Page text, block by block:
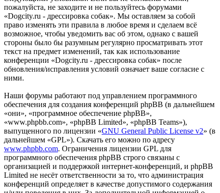
пожалуйста, не заходите и не пользуйтесь форумами
«Dogcity.ru - дрессировка собак». Мы оставляем за собой
право изменять эти правила в любое время и сделаем всё
возможное, чтобы уведомить вас об этом, однако с вашей
стороны было бы разумным регулярно просматривать этот
текст на предмет изменений, так как использование
конференции «Dogcity.ru - дрессировка собак» после
обновления/исправления условий означает ваше согласие с
ними.
Наши форумы работают под управлением программного
обеспечения для создания конференций phpBB (в дальнейшем
«они», «программное обеспечение phpBB»,
«www.phpbb.com», «phpBB Limited», «phpBB Teams»),
выпущенного по лицензии «GNU General Public License v2» (в
дальнейшем «GPL»). Скачать его можно по адресу
www.phpbb.com. Ограничения лицензии GPL для
программного обеспечения phpBB строго связаны с
организацией и поддержкой интернет-конференций, и phpBB
Limited не несёт ответственности за то, что администрация
конференций определяет в качестве допустимого содержания